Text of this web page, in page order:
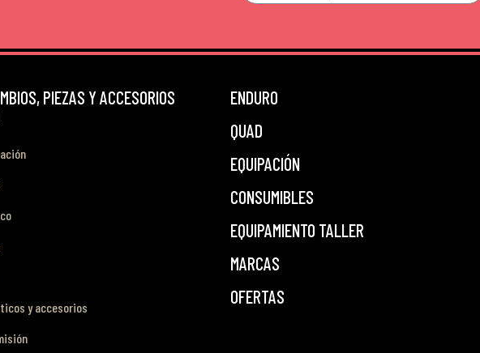
PIEZAS Y ACCESORIOS
y accesorios
ENDURO
QUAD
EQUIPACIÓN
CONSUMIBLES
EQUIPAMIENTO TALLER
MARCAS
OFERTAS